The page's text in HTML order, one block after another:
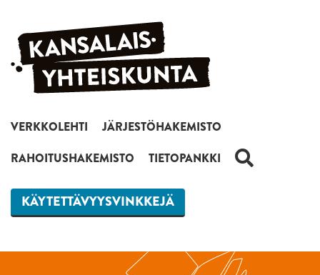
Siirry sisältöön
VERKKOLEHTI
JÄRJESTÖHAKEMISTO
RAHOITUSHAKEMISTO
TIETOPANKKI HAKU
KÄYTETTÄVYYSVINKKEJÄ